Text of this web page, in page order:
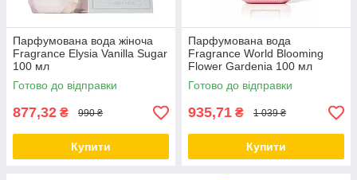
Парфумована вода жіноча
Fragrance Elysia Vanilla Sugar
100 мл
Готово до відправки
877,32 ₴ 990 ₴
Купити
Парфумована вода
Fragrance World Blooming
Flower Gardenia 100 мл
Готово до відправки
935,71 ₴ 1 039 ₴
Купити